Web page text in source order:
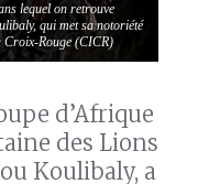
lequel on retrouve
qui met sa notoriété
Rouge (CICR)
d’Afrique
des Lions
Koulibaly, a